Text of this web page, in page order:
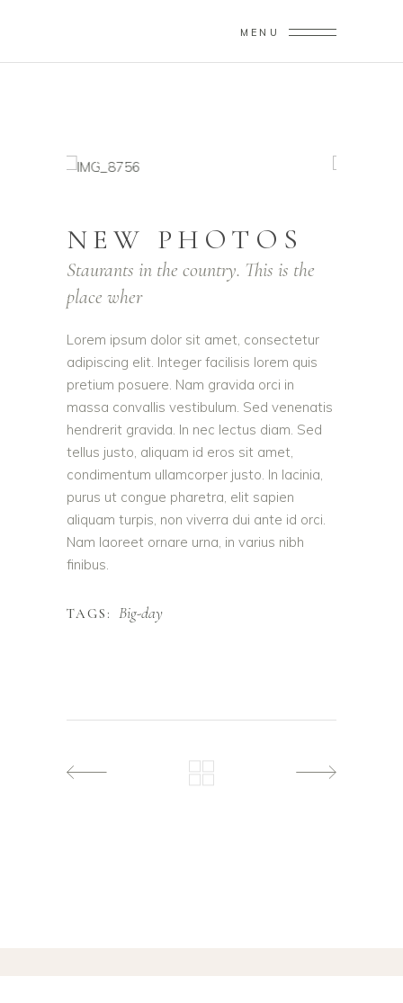
MENU
NEW PHOTOS
Staurants in the country. This is the
place wher
Lorem ipsum dolor sit amet, consectetur
adipiscing elit. Integer facilisis lorem quis
pretium posuere. Nam gravida orci in
massa convallis vestibulum. Sed venenatis
hendrerit gravida. In nec lectus diam. Sed
tellus justo, aliquam id eros sit amet,
condimentum ullamcorper justo. In lacinia,
purus ut congue pharetra, elit sapien
aliquam turpis, non viverra dui ante id orci.
Nam laoreet ornare urna, in varius nibh
finibus.
TAGS: Big-day